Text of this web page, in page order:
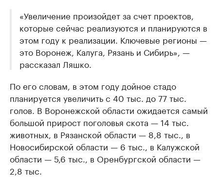
«Увеличение произойдет за счет проектов,
которые сейчас реализуются и планируются в
этом году к реализации. Ключевые регионы —
это Воронеж, Калуга, Рязань и Сибирь», —
рассказал Ляшко.
По его словам, в этом году дойное стадо
планируется увеличить с 40 тыс. до 77 тыс.
голов. В Воронежской области ожидается самый
большой прирост поголовья скота — 14 тыс.
животных, в Рязанской области — 8,8 тыс., в
Новосибирской области — 6 тыс., в Калужской
области — 5,6 тыс., в Оренбургской области —
2,8 тыс.